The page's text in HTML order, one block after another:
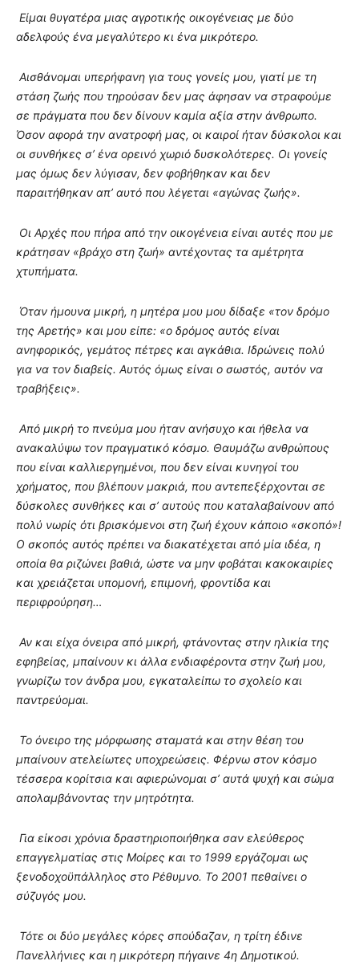
Είμαι θυγατέρα μιας αγροτικής οικογένειας με δύο
αδελφούς ένα μεγαλύτερο κι ένα μικρότερο.
Αισθάνομαι υπερήφανη για τους γονείς μου, γιατί με τη
στάση ζωής που τηρούσαν δεν μας άφησαν να στραφούμε
σε πράγματα που δεν δίνουν καμία αξία στην άνθρωπο.
Όσον αφορά την ανατροφή μας, οι καιροί ήταν δύσκολοι και
οι συνθήκες σ’ ένα ορεινό χωριό δυσκολότερες. Οι γονείς
μας όμως δεν λύγισαν, δεν φοβήθηκαν και δεν
παραιτήθηκαν απ’ αυτό που λέγεται «αγώνας ζωής».
Οι Αρχές που πήρα από την οικογένεια είναι αυτές που με
κράτησαν «βράχο στη ζωή» αντέχοντας τα αμέτρητα
χτυπήματα.
Όταν ήμουνα μικρή, η μητέρα μου μου δίδαξε «τον δρόμο
της Αρετής» και μου είπε: «ο δρόμος αυτός είναι
ανηφορικός, γεμάτος πέτρες και αγκάθια. Ιδρώνεις πολύ
για να τον διαβείς. Αυτός όμως είναι ο σωστός, αυτόν να
τραβήξεις».
Από μικρή το πνεύμα μου ήταν ανήσυχο και ήθελα να
ανακαλύψω τον πραγματικό κόσμο. Θαυμάζω ανθρώπους
που είναι καλλιεργημένοι, που δεν είναι κυνηγοί του
χρήματος, που βλέπουν μακριά, που αντεπεξέρχονται σε
δύσκολες συνθήκες και σ’ αυτούς που καταλαβαίνουν από
πολύ νωρίς ότι βρισκόμενοι στη ζωή έχουν κάποιο «σκοπό»!
Ο σκοπός αυτός πρέπει να διακατέχεται από μία ιδέα, η
οποία θα ριζώνει βαθιά, ώστε να μην φοβάται κακοκαιρίες
και χρειάζεται υπομονή, επιμονή, φροντίδα και
περιφρούρηση…
Αν και είχα όνειρα από μικρή, φτάνοντας στην ηλικία της
εφηβείας, μπαίνουν κι άλλα ενδιαφέροντα στην ζωή μου,
γνωρίζω τον άνδρα μου, εγκαταλείπω το σχολείο και
παντρεύομαι.
Το όνειρο της μόρφωσης σταματά και στην θέση του
μπαίνουν ατελείωτες υποχρεώσεις. Φέρνω στον κόσμο
τέσσερα κορίτσια και αφιερώνομαι σ’ αυτά ψυχή και σώμα
απολαμβάνοντας την μητρότητα.
Για είκοσι χρόνια δραστηριοποιήθηκα σαν ελεύθερος
επαγγελματίας στις Μοίρες και το 1999 εργάζομαι ως
ξενοδοχοϋπάλληλος στο Ρέθυμνο. Το 2001 πεθαίνει ο
σύζυγός μου.
Τότε οι δύο μεγάλες κόρες σπούδαζαν, η τρίτη έδινε
Πανελλήνιες και η μικρότερη πήγαινε 4η Δημοτικού.